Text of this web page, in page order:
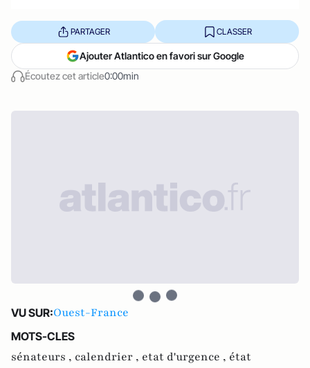
Écoutez cet article0:00min
PARTAGER CLASSER
Ajouter Atlantico en favori sur Google
VU SUR:Ouest-France
MOTS-CLES
sénateurs , calendrier , etat d'urgence , état